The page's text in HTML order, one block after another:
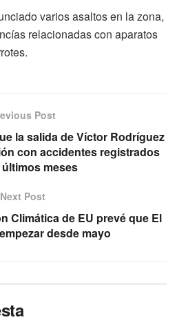
varios asaltos en la zona,
relacionadas con aparatos
Post
la salida de Víctor Rodríguez
con accidentes registrados
meses
Next Post
Climática de EU prevé que El
desde mayo